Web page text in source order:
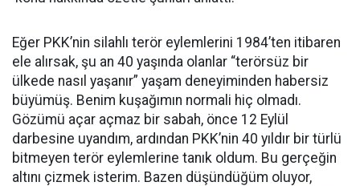
Eğer PKK’nin silahlı terör eylemlerini 1984’ten itibaren
ele alırsak, şu an 40 yaşında olanlar “terörsüz bir
ülkede nasıl yaşanır” yaşam deneyiminden habersiz
büyümüş. Benim kuşağımın normali hiç olmadı.
Gözümü açar açmaz bir sabah, önce 12 Eylül
darbesine uyandım, ardından PKK’nin 40 yıldır bir türlü
bitmeyen terör eylemlerine tanık oldum. Bu gerçeğin
altını çizmek isterim. Bazen düşündüğüm oluyor,